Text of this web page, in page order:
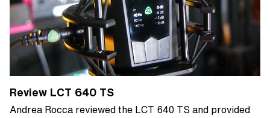
Review LCT 640 TS
Andrea Rocca reviewed the LCT 640 TS and provided